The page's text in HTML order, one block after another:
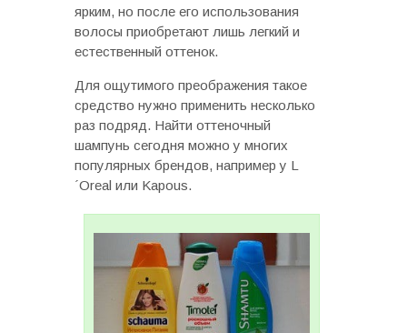
ярким, но после его использования
волосы приобретают лишь легкий и
естественный оттенок.
Для ощутимого преображения такое
средство нужно применить несколько
раз подряд. Найти оттеночный
шампунь сегодня можно у многих
популярных брендов, например у L
´Oreal или Kapous.